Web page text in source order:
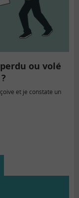
ou volé
et je constate un